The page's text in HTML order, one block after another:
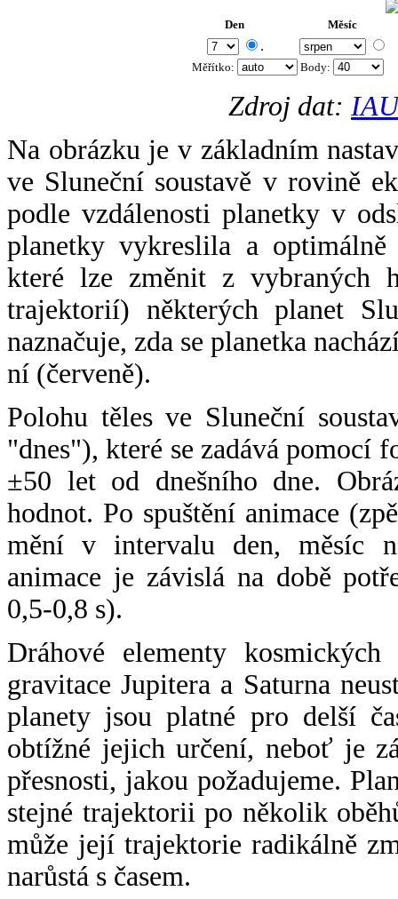
Den Měsíc
.
Měřítko: Body:
Zdroj dat:
Na obrázku je v základním
ve Sluneční soustavě v rovině
podle vzdálenosti planetky v
planetky vykreslila a
které lze změnit z vybraných
trajektorií) některých planet
naznačuje, zda se planetka
ní (červeně).
Polohu těles ve Sluneční
"dnes"), které se zadává pomocí
±50 let od dnešního dne.
hodnot. Po spuštění animace
mění v intervalu den, měsíc
animace je závislá na době
0,5-0,8 s).
Dráhové elementy
gravitace Jupitera a Saturna
planety jsou platné pro delší
obtížné jejich určení, neboť je
přesnosti, jakou požadujeme.
stejné trajektorii po několik
může její trajektorie radikálně
narůstá s časem.